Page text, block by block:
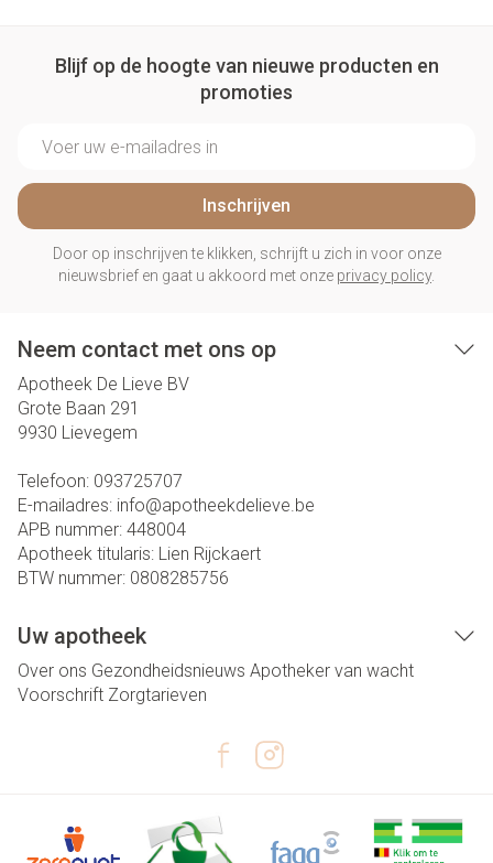
Blijf op de hoogte van nieuwe producten en
promoties
Inschrijven
Door op inschrijven te klikken, schrijft u zich in voor onze
nieuwsbrief en gaat u akkoord met onze privacy policy.
Neem contact met ons op
Apotheek De Lieve BV
Grote Baan 291
9930 Lievegem
Telefoon: 093725707
E-mailadres: info@apotheekdelieve.be
APB nummer: 448004
Apotheek titularis: Lien Rijckaert
BTW nummer: 0808285756
Uw apotheek
Over ons Gezondheidsnieuws Apotheker van wacht
Voorschrift Zorgtarieven